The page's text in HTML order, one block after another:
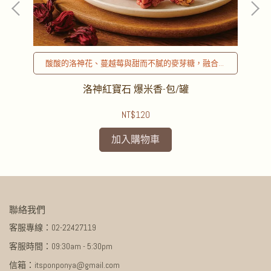
酸酸的洛神花、蔓越莓與甜而不膩的麥芽糖，融合成
酸酸甜甜的清爽滋味！是夏日的最佳選擇！
洛神紅寶石 爆米香-包/罐
NT$120
加入購物車
聯絡我們
客服專線：02-22427119
客服時間：09:30am - 5:30pm
信箱：itsponponya@gmail.com